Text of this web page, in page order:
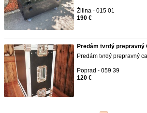
Žilina - 015 01
190 €
Predám tvrdý prepravný
Predám tvrdý prepravný
Poprad - 059 39
120 €